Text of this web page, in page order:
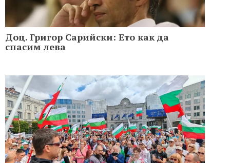
Доц. Григор Сарийски: Ето как да
спасим лева